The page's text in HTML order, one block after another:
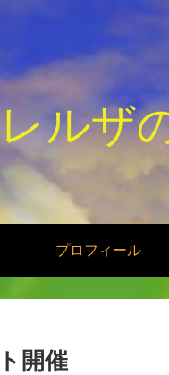
ルザ
プロフィール
開催